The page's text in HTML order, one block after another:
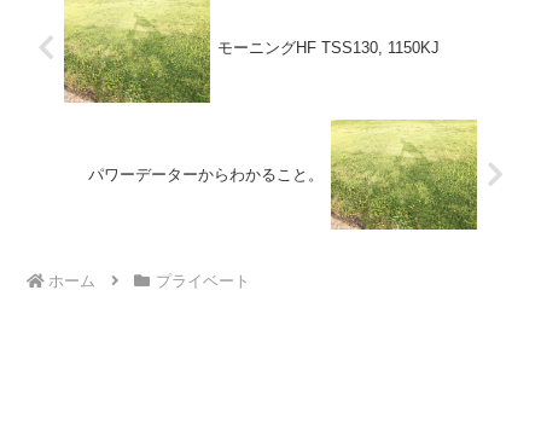
モーニングHF TSS130, 1150KJ
パワーデーターからわかること。
ホーム プライベート